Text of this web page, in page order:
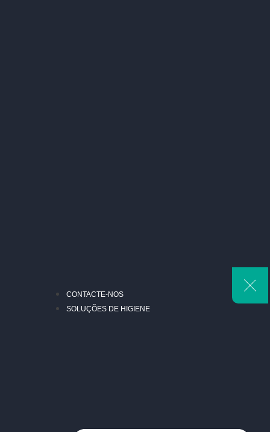
CONTACTE-NOS
SOLUÇÕES DE HIGIENE